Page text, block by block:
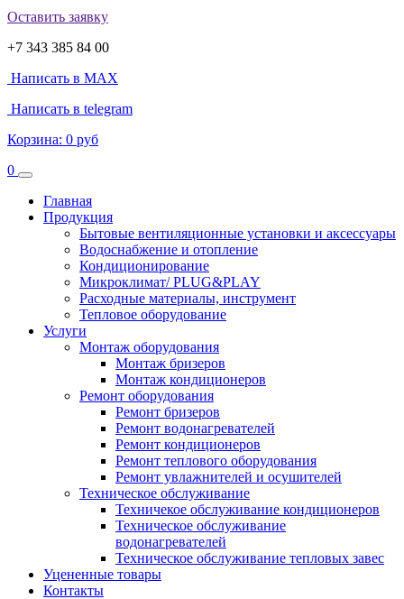
Оставить заявку
+7 343 385 84 00
Написать в MAX
Написать в telegram
Корзина: 0 руб
0
Главная
Продукция
Бытовые вентиляционные установки и аксессуары
Водоснабжение и отопление
Кондиционирование
Микроклимат/ PLUG&PLAY
Расходные материалы, инструмент
Тепловое оборудование
Услуги
Монтаж оборудования
Монтаж бризеров
Монтаж кондиционеров
Ремонт оборудования
Ремонт бризеров
Ремонт водонагревателей
Ремонт кондиционеров
Ремонт теплового оборудования
Ремонт увлажнителей и осушителей
Техническое обслуживание
Техничекое обслуживание кондиционеров
Техническое обслуживание
водонагревателей
Техническое обслуживание тепловых завес
Уцененные товары
Контакты